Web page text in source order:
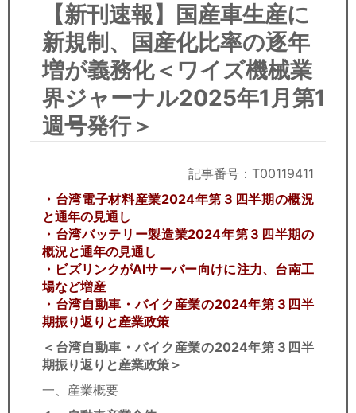
リサーチ
セミナー
経済ニュース
労務顧問
飲食店情報
【新刊速報】国産車生産に
新規制、国産化比率の逐年
増が義務化＜ワイズ機械業
界ジャーナル2025年1月第1
週号発行＞
記事番号：T00119411
・台湾電子材料産業2024年第３四半期の概況
と通年の見通し
・台湾バッテリー製造業2024年第３四半期の
概況と通年の見通し
・ビズリンクがAIサーバー向けに注力、台南工
場など増産
・台湾自動車・バイク産業の2024年第３四半
期振り返りと産業政策
＜台湾自動車・バイク産業の2024年第３四半
期振り返りと産業政策＞
一、産業概要